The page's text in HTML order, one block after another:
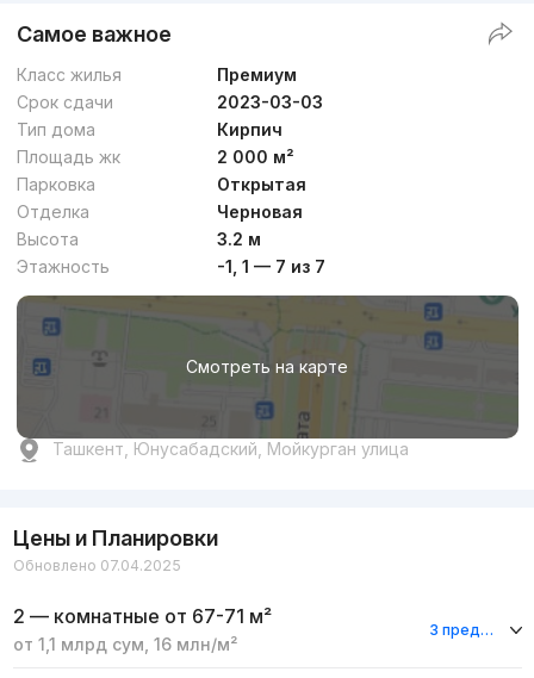
Самое важное
Класс жилья
Премиум
Срок сдачи
2023-03-03
Тип дома
Кирпич
Площадь жк
2 000 м²
Парковка
Открытая
Отделка
Черновая
Высота
3.2 м
Этажность
-1, 1 — 7 из 7
Смотреть на карте
Ташкент, Юнусабадский, Мойкурган улица
Цены и Планировки
Обновлено 07.04.2025
2 — комнатные от 67-71 м²
от 1,1 млрд сум 16 млн/м²
3 предложения